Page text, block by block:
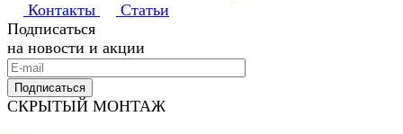
Контакты
Статьи
Подписаться
на новости и акции
Подписаться
СКРЫТЫЙ МОНТАЖ